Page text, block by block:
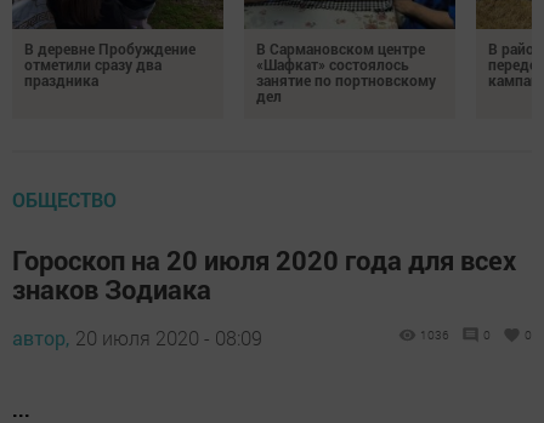
В деревне Пробуждение
отметили сразу два
праздника
В Сармановском центре
«Шафкат» состоялось
занятие по портновскому
дел
В
ОБЩЕСТВО
Гороскоп на 20 июля 2020 года для всех
знаков Зодиака
автор, 20 июля 2020 - 08:09 1036 0 0
...